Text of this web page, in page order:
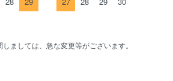
ましては、急な変更等がございます。